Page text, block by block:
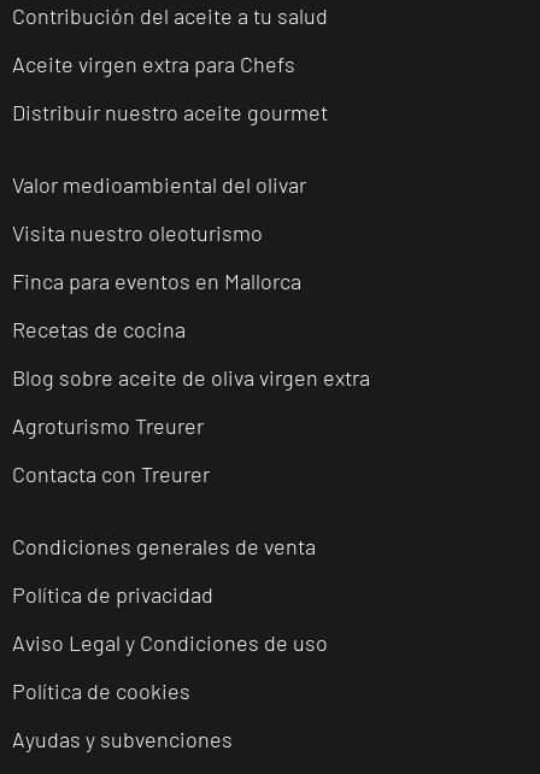
Contribución del aceite a tu salud
Aceite virgen extra para Chefs
Distribuir nuestro aceite gourmet
Valor medioambiental del olivar
Visita nuestro oleoturismo
Finca para eventos en Mallorca
Recetas de cocina
Blog sobre aceite de oliva virgen extra
Agroturismo Treurer
Contacta con Treurer
Condiciones generales de venta
Política de privacidad
Aviso Legal y Condiciones de uso
Política de cookies
Ayudas y subvenciones